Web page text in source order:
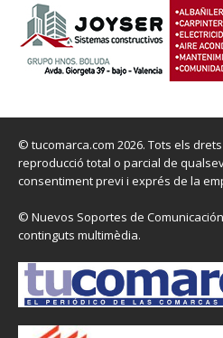
© tucomarca.com 2026. Tots els
reproducció total o parcial de
consentiment previ i exprés de la
© Nuevos Soportes de
continguts multimèdia.